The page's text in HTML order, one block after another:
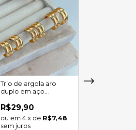
Trio de argola aro
duplo em aço
R$29,90
4 x de R$7,48
sem juros